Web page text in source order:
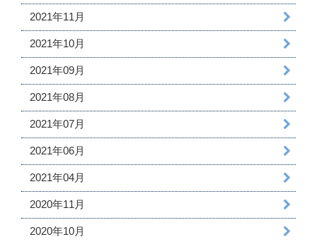
2021年11月
2021年10月
2021年09月
2021年08月
2021年07月
2021年06月
2021年04月
2020年11月
2020年10月